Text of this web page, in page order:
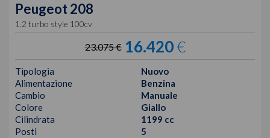
Peugeot 208
1.2 turbo style 100cv
23.075 € 16.420€
Tipologia
Nuovo
Alimentazione
Benzina
Cambio
Manuale
Colore
Giallo
Cilindrata
1199 cc
Posti
5